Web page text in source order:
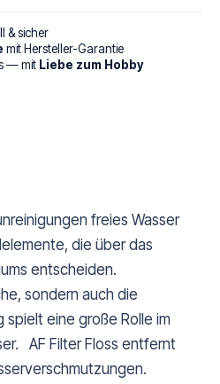
& sicher
mit Hersteller-Garantie
— mit Liebe zum Hobby
freies Wasser
die über das
entscheiden.
sondern auch die
spielt eine große Rolle im
AF Filter Floss entfernt